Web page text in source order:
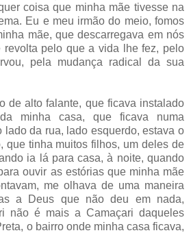
coisa que minha mãe tivesse na
Eu e meu irmão do meio, fomos
mãe, que descarregava em nós
revolta pelo que a vida lhe fez, pelo
pela mudança radical da sua
de alto falante, que ficava instalado
minha casa, que ficava numa
lado da rua, lado esquerdo, estava o
que tinha muitos filhos, um deles de
ia lá para casa, à noite, quando
ouvir as estórias que minha mãe
me olhava de uma maneira
a Deus que não deu em nada,
não é mais a Camaçari daqueles
o bairro onde minha casa ficava,